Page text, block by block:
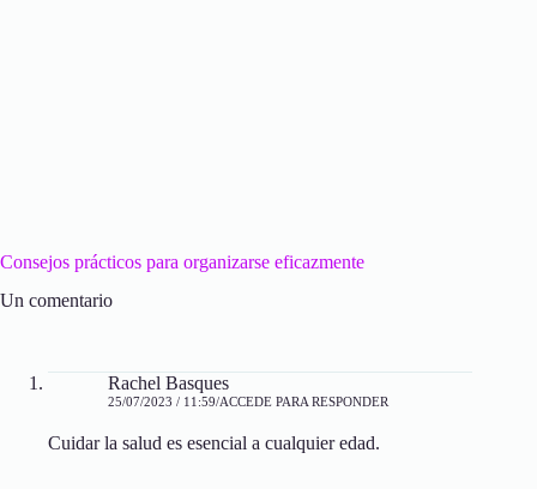
Consejos prácticos para organizarse eficazmente
Un comentario
Rachel Basques
25/07/2023 / 11:59 ACCEDE PARA RESPONDER
Cuidar la salud es esencial a cualquier edad.